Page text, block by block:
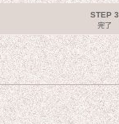
STEP 3
完了